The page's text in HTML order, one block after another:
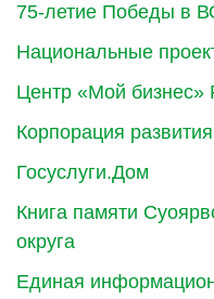
75-летие Победы в
Национальные
Центр «Мой бизнес»
Корпорация
Госуслуги.Дом
Книга памяти
округа
Единая